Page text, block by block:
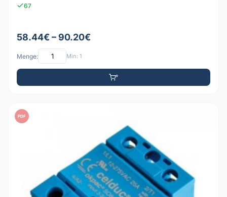
67
58.44€ – 90.20€
Menge: Min: 1
PDF